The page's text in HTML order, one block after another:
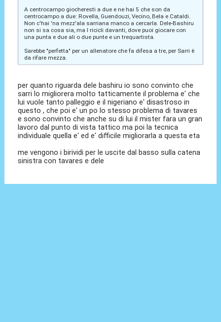
A centrocampo giocheresti a due e ne hai 5 che son da
centrocampo a due: Rovella, Guendouzi, Vecino, Bela e Cataldi.
Non c'hai 'na mezz'ala sarriana manco a cercarla. Dele-Bashiru
non si sa cosa sia, ma l ricicli davanti, dove puoi giocare con
una punta e due ali o due punte e un trequartista.
Sarebbe "perfetta" per un allenatore che fa difesa a tre, per Sarri è
da rifare mezza.
per quanto riguarda dele bashiru io sono convinto che
sarri lo migliorera molto tatticamente il problema e' che
lui vuole tanto palleggio e il nigeriano e' disastroso in
questo , che poi e' un po lo stesso problema di tavares
e sono convinto che anche su di lui il mister fara un gran
lavoro dal punto di vista tattico ma poi la tecnica
individuale quella e' ed e' difficile migliorarla a questa eta
me vengono i birividi per le uscite dal basso sulla catena
sinistra con tavares e dele